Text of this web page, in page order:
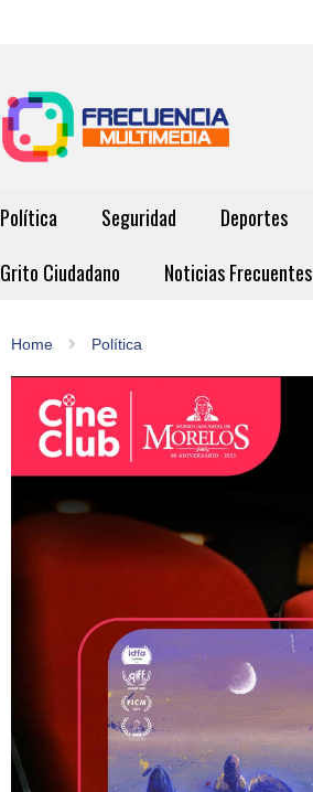
Política Seguridad Deportes
Grito Ciudadano
Noticias Frecuentes
Home Política